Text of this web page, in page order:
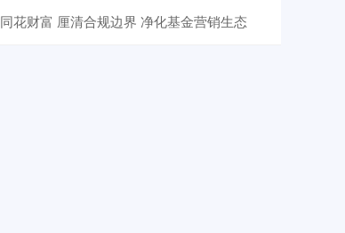
​同花财富 厘清合规边界 净化基金营销生态